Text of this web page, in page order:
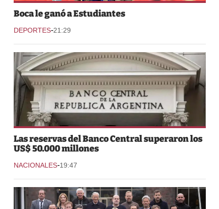
Boca le ganó a Estudiantes
DEPORTES-21:29
Las reservas del Banco Central superaron los
US$ 50.000 millones
NACIONALES-19:47